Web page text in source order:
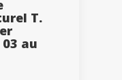
T.
au